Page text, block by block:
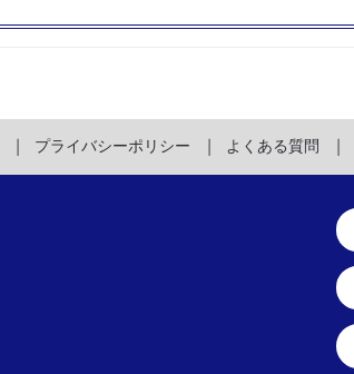
プライバシーポリシー よくある質問